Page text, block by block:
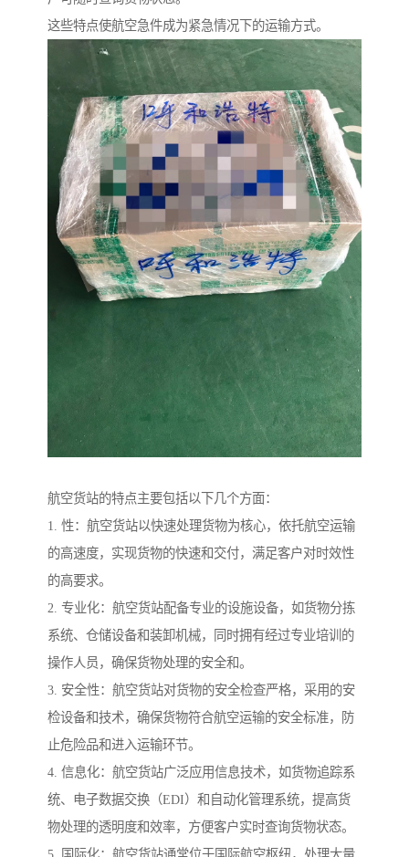
这些特点使航空急件成为紧急情况下的运输方式。
航空货站的特点主要包括以下几个方面：
1. 性：航空货站以快速处理货物为核心，依托航空运输
的高速度，实现货物的快速和交付，满足客户对时效性
的高要求。
2. 专业化：航空货站配备专业的设施设备，如货物分拣
系统、仓储设备和装卸机械，同时拥有经过专业培训的
操作人员，确保货物处理的安全和。
3. 安全性：航空货站对货物的安全检查严格，采用的安
检设备和技术，确保货物符合航空运输的安全标准，防
止危险品和进入运输环节。
4. 信息化：航空货站广泛应用信息技术，如货物追踪系
统、电子数据交换（EDI）和自动化管理系统，提高货
物处理的透明度和效率，方便客户实时查询货物状态。